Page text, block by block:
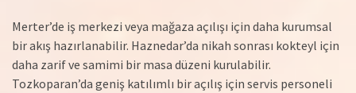
Merter’de iş merkezi veya mağaza açılışı için daha kurumsal
bir akış hazırlanabilir. Haznedar’da nikah sonrası kokteyl için
daha zarif ve samimi bir masa düzeni kurulabilir.
Tozkoparan’da geniş katılımlı bir açılış için servis personeli